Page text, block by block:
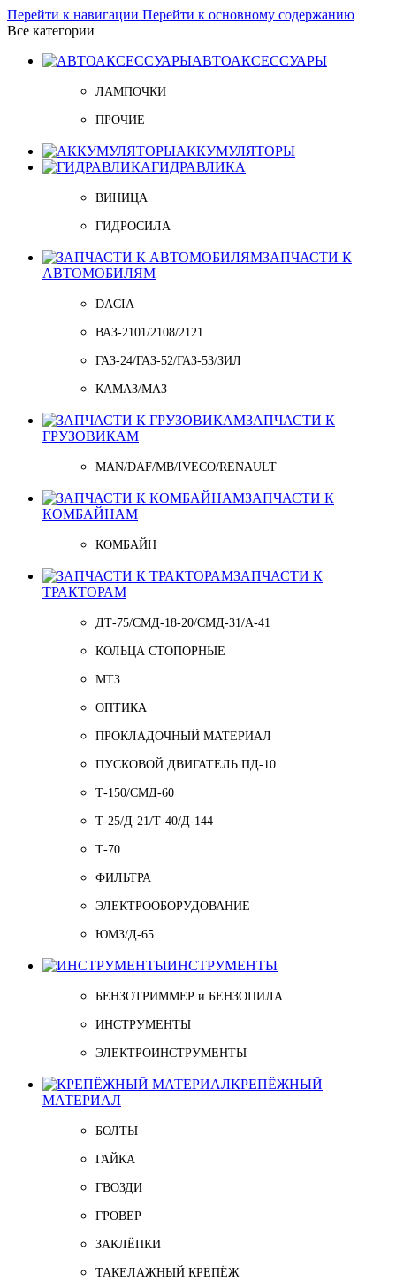
Перейти к навигации Перейти к основному содержанию
Все категории
АВТОАКСЕССУАРЫ
ЛАМПОЧКИ
ПРОЧИЕ
АККУМУЛЯТОРЫ
ГИДРАВЛИКА
ВИНИЦА
ГИДРОСИЛА
ЗАПЧАСТИ К
АВТОМОБИЛЯМ
DACIA
ВАЗ-2101/2108/2121
ГАЗ-24/ГАЗ-52/ГАЗ-53/ЗИЛ
КАМАЗ/МАЗ
ЗАПЧАСТИ К
ГРУЗОВИКАМ
MAN/DAF/MB/IVECO/RENAULT
ЗАПЧАСТИ К
КОМБАЙНАМ
КОМБАЙН
ЗАПЧАСТИ К
ТРАКТОРАМ
ДТ-75/СМД-18-20/СМД-31/A-41
КОЛЬЦА СТОПОРНЫЕ
МТЗ
ОПТИКА
ПРОКЛАДОЧНЫЙ МАТЕРИАЛ
ПУСКОВОЙ ДВИГАТЕЛЬ ПД-10
Т-150/СМД-60
Т-25/Д-21/Т-40/Д-144
Т-70
ФИЛЬТРА
ЭЛЕКТРООБОРУДОВАНИЕ
ЮМЗ/Д-65
ИНСТРУМЕНТЫ
БЕНЗОТРИММЕР и БЕНЗОПИЛА
ИНСТРУМЕНТЫ
ЭЛЕКТРОИНСТРУМЕНТЫ
КРЕПЁЖНЫЙ
МАТЕРИАЛ
БОЛТЫ
ГАЙКА
ГВОЗДИ
ГРОВЕР
ЗАКЛЁПКИ
ТАКЕЛАЖНЫЙ КРЕПЁЖ